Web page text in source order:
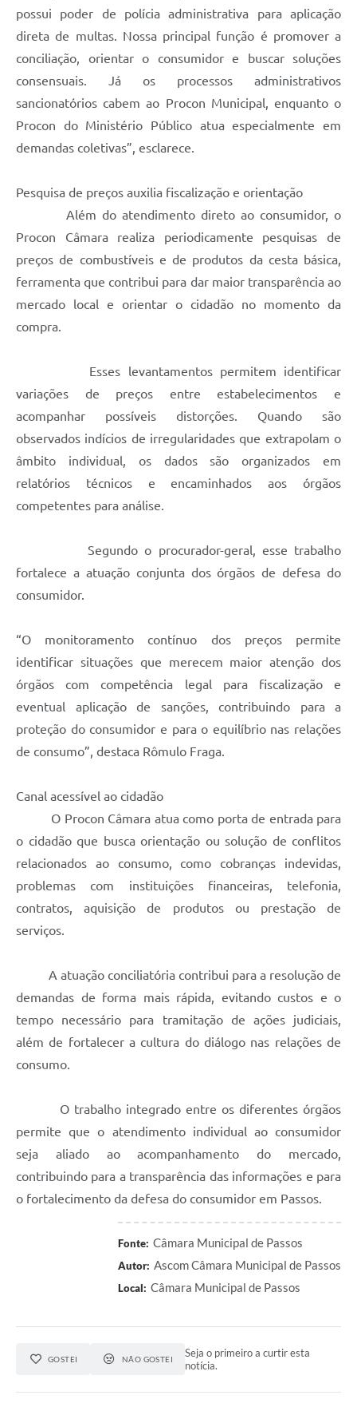
possui poder de polícia administrativa para aplicação
direta de multas. Nossa principal função é promover a
conciliação, orientar o consumidor e buscar soluções
consensuais. Já os processos administrativos
sancionatórios cabem ao Procon Municipal, enquanto o
Procon do Ministério Público atua especialmente em
demandas coletivas”, esclarece.
Pesquisa de preços auxilia fiscalização e orientação
Além do atendimento direto ao consumidor, o
Procon Câmara realiza periodicamente pesquisas de
preços de combustíveis e de produtos da cesta básica,
ferramenta que contribui para dar maior transparência ao
mercado local e orientar o cidadão no momento da
compra.
Esses levantamentos permitem identificar
variações de preços entre estabelecimentos e
acompanhar possíveis distorções. Quando são
observados indícios de irregularidades que extrapolam o
âmbito individual, os dados são organizados em
relatórios técnicos e encaminhados aos órgãos
competentes para análise.
Segundo o procurador-geral, esse trabalho
fortalece a atuação conjunta dos órgãos de defesa do
consumidor.
“O monitoramento contínuo dos preços permite
identificar situações que merecem maior atenção dos
órgãos com competência legal para fiscalização e
eventual aplicação de sanções, contribuindo para a
proteção do consumidor e para o equilíbrio nas relações
de consumo”, destaca Rômulo Fraga.
Canal acessível ao cidadão
O Procon Câmara atua como porta de entrada para
o cidadão que busca orientação ou solução de conflitos
relacionados ao consumo, como cobranças indevidas,
problemas com instituições financeiras, telefonia,
contratos, aquisição de produtos ou prestação de
serviços.
A atuação conciliatória contribui para a resolução de
demandas de forma mais rápida, evitando custos e o
tempo necessário para tramitação de ações judiciais,
além de fortalecer a cultura do diálogo nas relações de
consumo.
O trabalho integrado entre os diferentes órgãos
permite que o atendimento individual ao consumidor
seja aliado ao acompanhamento do mercado,
contribuindo para a transparência das informações e para
o fortalecimento da defesa do consumidor em Passos.
Fonte: Câmara Municipal de Passos
Autor: Ascom Câmara Municipal de Passos
Local: Câmara Municipal de Passos
GOSTEI NÃO GOSTEI
Seja o primeiro a curtir esta
notícia.